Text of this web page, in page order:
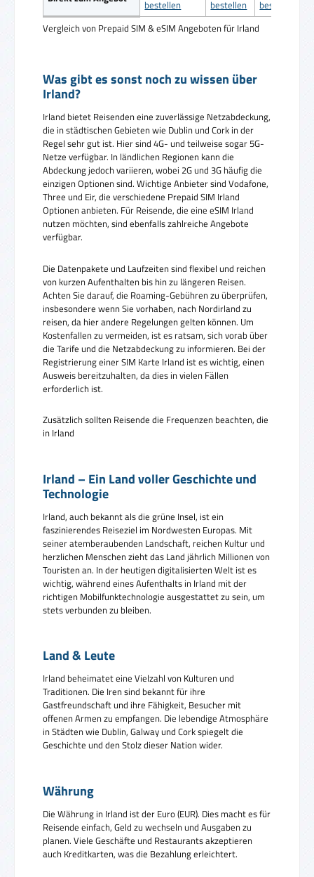
Vergleich von Prepaid SIM & eSIM Angeboten für Irland
bestellen bestellen bestellen
Was gibt es sonst noch zu wissen über
Irland?
Irland bietet Reisenden eine zuverlässige Netzabdeckung,
die in städtischen Gebieten wie Dublin und Cork in der
Regel sehr gut ist. Hier sind 4G- und teilweise sogar 5G-
Netze verfügbar. In ländlichen Regionen kann die
Abdeckung jedoch variieren, wobei 2G und 3G häufig die
einzigen Optionen sind. Wichtige Anbieter sind Vodafone,
Three und Eir, die verschiedene Prepaid SIM Irland
Optionen anbieten. Für Reisende, die eine eSIM Irland
nutzen möchten, sind ebenfalls zahlreiche Angebote
verfügbar.
Die Datenpakete und Laufzeiten sind flexibel und reichen
von kurzen Aufenthalten bis hin zu längeren Reisen.
Achten Sie darauf, die Roaming-Gebühren zu überprüfen,
insbesondere wenn Sie vorhaben, nach Nordirland zu
reisen, da hier andere Regelungen gelten können. Um
Kostenfallen zu vermeiden, ist es ratsam, sich vorab über
die Tarife und die Netzabdeckung zu informieren. Bei der
Registrierung einer SIM Karte Irland ist es wichtig, einen
Ausweis bereitzuhalten, da dies in vielen Fällen
erforderlich ist.
Zusätzlich sollten Reisende die Frequenzen beachten, die
in Irland
Irland – Ein Land voller Geschichte und
Technologie
Irland, auch bekannt als die grüne Insel, ist ein
faszinierendes Reiseziel im Nordwesten Europas. Mit
seiner atemberaubenden Landschaft, reichen Kultur und
herzlichen Menschen zieht das Land jährlich Millionen von
Touristen an. In der heutigen digitalisierten Welt ist es
wichtig, während eines Aufenthalts in Irland mit der
richtigen Mobilfunktechnologie ausgestattet zu sein, um
stets verbunden zu bleiben.
Land & Leute
Irland beheimatet eine Vielzahl von Kulturen und
Traditionen. Die Iren sind bekannt für ihre
Gastfreundschaft und ihre Fähigkeit, Besucher mit
offenen Armen zu empfangen. Die lebendige Atmosphäre
in Städten wie Dublin, Galway und Cork spiegelt die
Geschichte und den Stolz dieser Nation wider.
Währung
Die Währung in Irland ist der Euro (EUR). Dies macht es für
Reisende einfach, Geld zu wechseln und Ausgaben zu
planen. Viele Geschäfte und Restaurants akzeptieren
auch Kreditkarten, was die Bezahlung erleichtert.